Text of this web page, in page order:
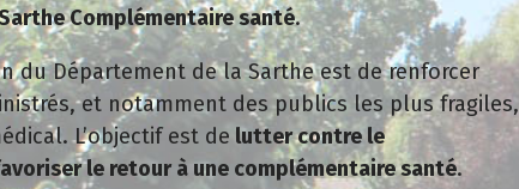
Complémentaire santé.
du Département de la Sarthe est de renforcer
et notamment des publics les plus fragiles,
L’objectif est de lutter contre le
le retour à une complémentaire santé.